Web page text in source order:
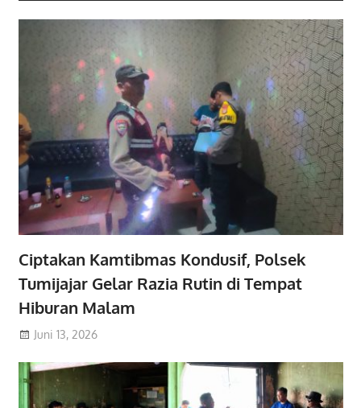
Ciptakan Kamtibmas Kondusif, Polsek
Tumijajar Gelar Razia Rutin di Tempat
Hiburan Malam
Juni 13, 2026